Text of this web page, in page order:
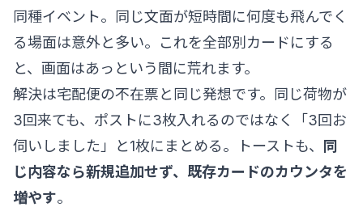
同種イベント。同じ文面が短時間に何度も飛んでく
る場面は意外と多い。これを全部別カードにする
と、画面はあっという間に荒れます。
解決は宅配便の不在票と同じ発想です。同じ荷物が
3回来ても、ポストに3枚入れるのではなく「3回お
伺いしました」と1枚にまとめる。トーストも、
同
じ内容なら新規追加せず、既存カードのカウンタを
増やす。